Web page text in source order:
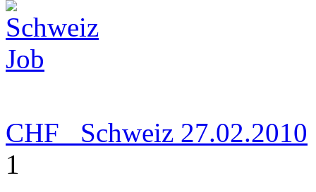
CHF Schweiz 27.02.2010
1